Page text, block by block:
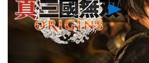
Play
Video